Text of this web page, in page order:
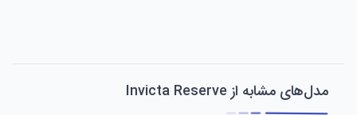
مدل‌های مشابه از Invicta Reserve